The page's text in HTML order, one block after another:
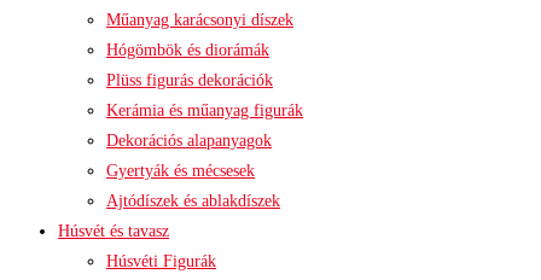
Műanyag karácsonyi díszek
Hógömbök és diorámák
Plüss figurás dekorációk
Kerámia és műanyag figurák
Dekorációs alapanyagok
Gyertyák és mécsesek
Ajtódíszek és ablakdíszek
Húsvét és tavasz
Húsvéti Figurák